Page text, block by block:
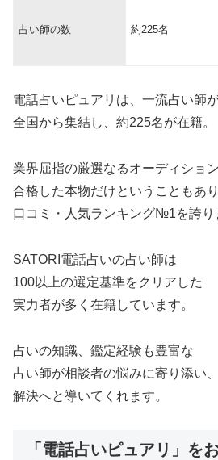
占い師の数 約225名
電話占いピュアリは、一流占い師
全国から集結し、約225名が在籍。
業界屈指の厳選なるオーディショ
合格した本物だけということもあり
口コミ・人気ランキング№1を誇り
SATORI電話占いの占い師は
100以上の選定基準をクリアした
実力者が多く在籍しています。
占いの知識、鑑定経験も豊富な
占い師が相談者の悩みに寄り添い、
解決へと導いてくれます。
「電話占いピュアリ」を